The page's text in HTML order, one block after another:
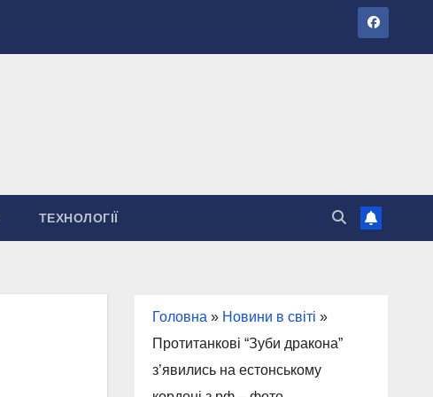
ТЕХНОЛОГІЇ
Головна » Новини в світі »
Протитанкові “Зуби дракона”
з’явились на естонському